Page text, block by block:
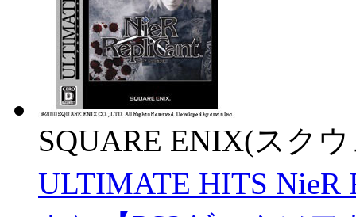
SQUARE ENIX(スク
ULTIMATE HITS